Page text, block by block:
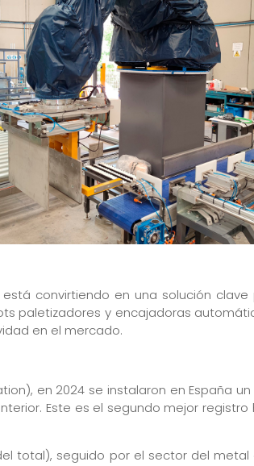
convirtiendo en una solución clave
paletizadores y encajadoras
en el mercado.
en 2024 se instalaron en España
Este es el segundo mejor registro
total), seguido por el sector del metal